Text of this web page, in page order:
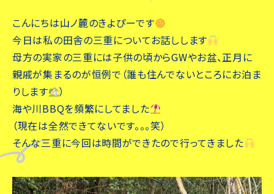
こんにちは山ノ麓のきよぴーです
今日は私の田舎の三重についてお話しします
母方の実家の三重には子供の頃からGWやお盆、正月に
親戚が集まるのが恒例で（誰も住んでないところにお泊ま
りします
）
海や川BBQを頻繁にしてました
（現在は全然できてないです。。。笑）
そんな三重に今回は時間ができたので行ってきました